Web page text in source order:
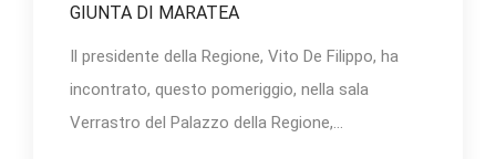
GIUNTA DI MARATEA
Il presidente della Regione, Vito De Filippo, ha
incontrato, questo pomeriggio, nella sala
Verrastro del Palazzo della Regione,...